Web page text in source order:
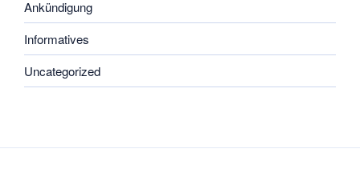
Ankündigung
Informatives
Uncategorized